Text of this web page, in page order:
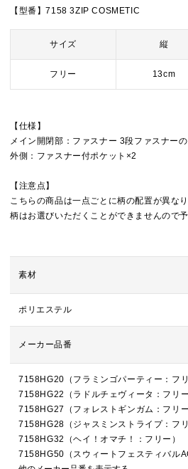
【型番】7158 3ZIP COSMETIC
サイズ 縦
フリー 13cm
【仕様】
メイン開閉部：ファスナー 3段ファスナー
外側：ファスナー付ポケット×2
【注意点】
こちらの商品は一点ごとに柄の配置が異なり
柄はお選びいただくことができませんので
素材
ポリエステル
メーカー品番
7158HG20（フラミンゴパーティー：フリ
7158HG22（ラドルチェヴィータ：フリー
7158HG27（フォレストギンガム：フリー
7158HG28（ジャスミンストライプ：フリ
7158HG32（ヘイ！オマチ！：フリー）
7158HG50（スウィートフェスティバル